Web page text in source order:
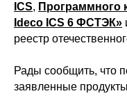
ICS, Программного
Ideco ICS 6 ФСТЭК»
реестр
Рады сообщить, что
заявленные